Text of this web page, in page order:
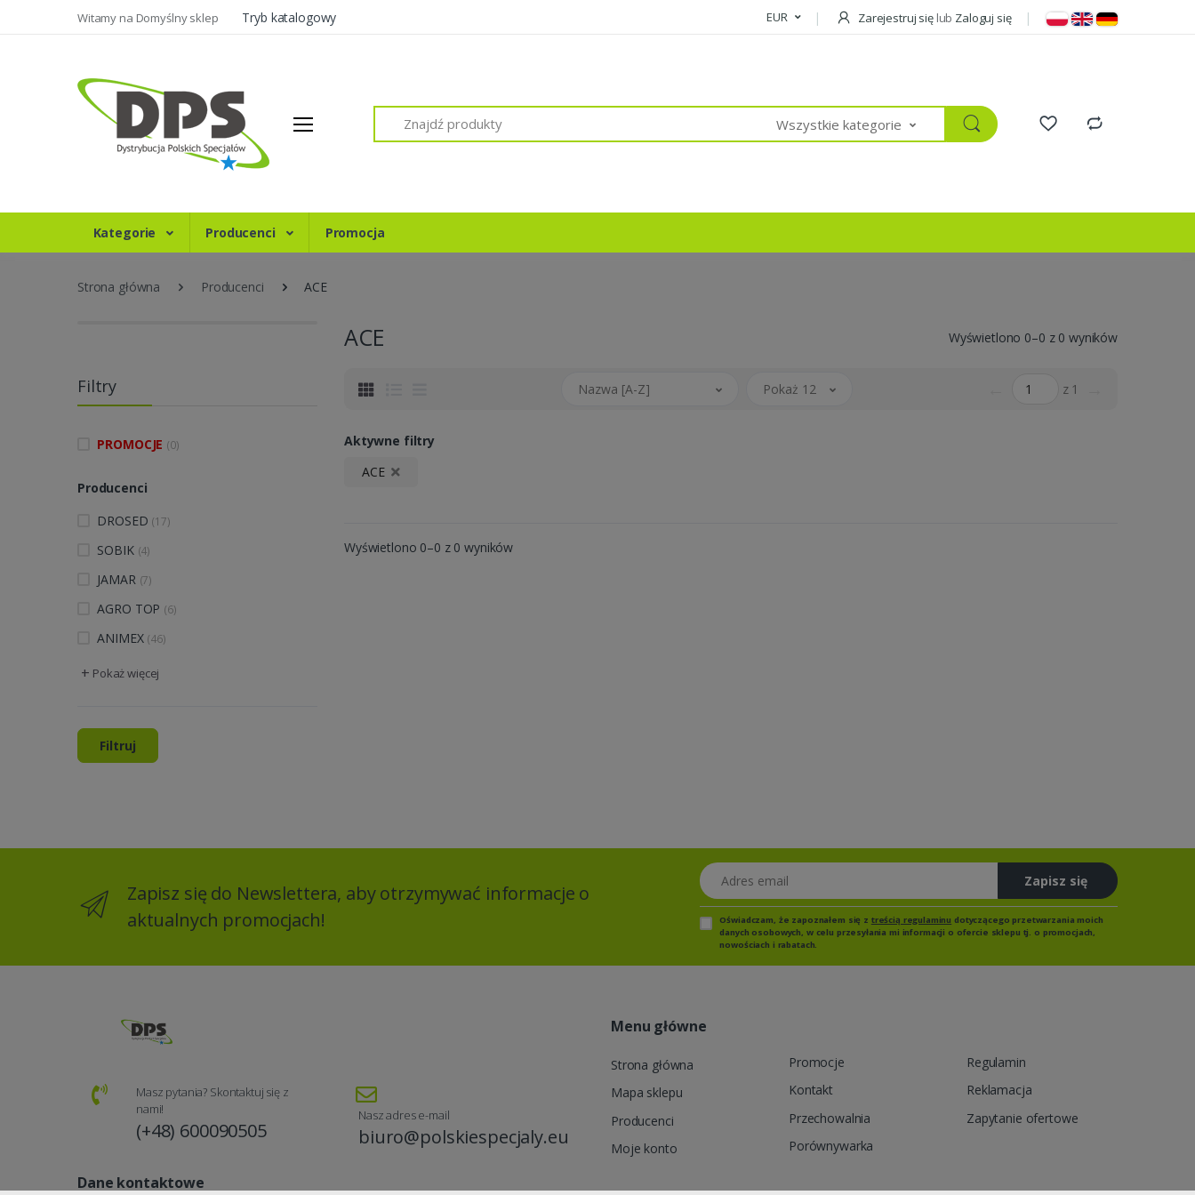
Witamy na Domyślny sklep Tryb katalogowy EUR Zarejestruj się lub Zaloguj się
Wszystkie kategorie
Kategorie Producenci Promocja
Strona główna Producenci ACE
Filtry
PROMOCJE (0)
Producenci
DROSED (17)
SOBIK (4)
JAMAR (7)
AGRO TOP (6)
ANIMEX (46)
+ Pokaż więcej
Filtruj
ACE Wyświetlono 0–0 z 0 wyników
Nazwa [A-Z] Pokaż 12 z 1
Aktywne filtry
ACE
Wyświetlono 0–0 z 0 wyników
Zapisz się do Newslettera, aby otrzymywać informacje o
aktualnych promocjach!
Adres email
Zapisz się
Oświadczam, że zapoznałem się z treścią regulaminu dotyczącego przetwarzania moich
danych osobowych, w celu przesyłania mi informacji o ofercie sklepu tj. o promocjach,
nowościach i rabatach.
Masz pytania? Skontaktuj się z
nami!
(+48) 600090505
Nasz adres e-mail
biuro@polskiespecjaly.eu
Dane kontaktowe
Menu główne
Strona główna
Mapa sklepu
Producenci
Moje konto
Promocje
Kontakt
Przechowalnia
Porównywarka
Regulamin
Reklamacja
Zapytanie ofertowe